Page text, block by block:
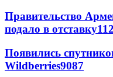
Правительство
подало в отставку
Появились
Wildberries9087